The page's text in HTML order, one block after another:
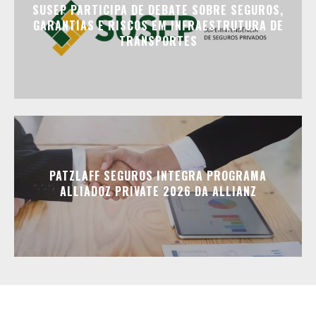
SUSEP PARTICIPA DE DEBATE SOBRE SEGUROS,
GARANTIAS E RISCOS EM INFRAESTRUTURA DE
TRANSPORTES
PATZLAFF SEGUROS INTEGRA PROGRAMA
ALLIADOZ PRIVATE 2026 DA ALLIANZ